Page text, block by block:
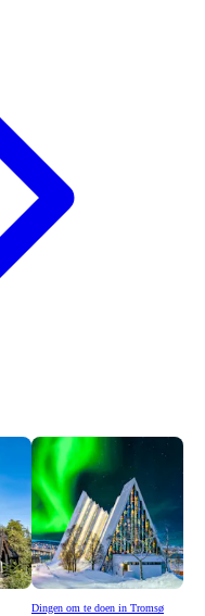
Dingen om te doen in Tromsø